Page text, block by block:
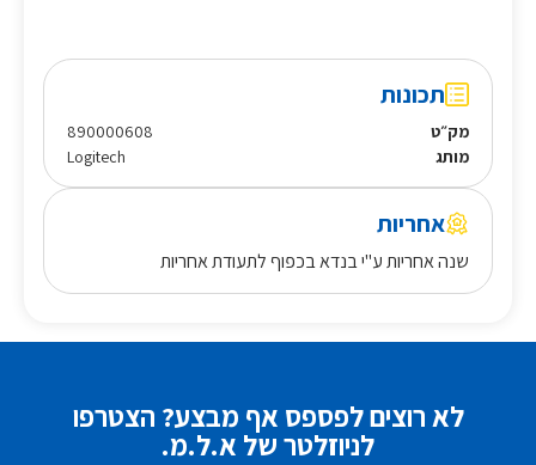
תכונות
מק״ט
890000608
מותג
Logitech
אחריות
שנה אחריות ע"י בנדא בכפוף לתעודת אחריות
לא רוצים לפספס אף מבצע? הצטרפו
לניוזלטר של א.ל.מ.